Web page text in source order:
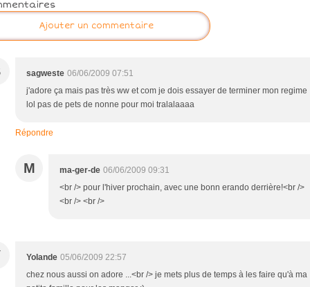
Ajouter un commentaire
sagweste 06/06/2009 07:51
j'adore ça mais pas très ww et com je dois essayer de terminer mon regime
lol pas de pets de nonne pour moi tralalaaaa
Répondre
M ma-ger-de 06/06/2009 09:31
<br /> pour l'hiver prochain, avec une bonn erando derrière!<br />
<br /> <br />
Yolande 05/06/2009 22:57
chez nous aussi on adore ...<br /> je mets plus de temps à les faire qu'à ma